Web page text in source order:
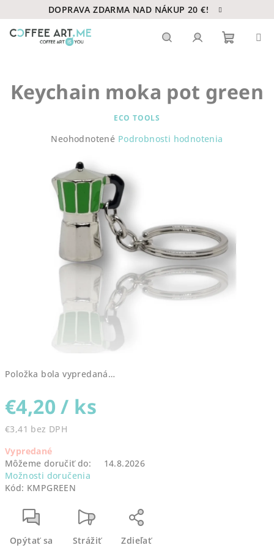
na
obsah
DOPRAVA ZDARMA NAD NÁKUP 20 €!
košík
Položka bola vypredaná…
€4,20/ ks
€3,41 bez DPH
cena:
Vypredané
Môžeme doručiť do:
14.8.2026
Možnosti doručenia
Kód: KMPGREEN
Opýtať sa Strážiť Zdieľať
Keychain moka pot green
ECO TOOLS
Priemerné
produktu
je
0,0
hviezdičiek.
Neohodnotené Podrobnosti hodnotenia